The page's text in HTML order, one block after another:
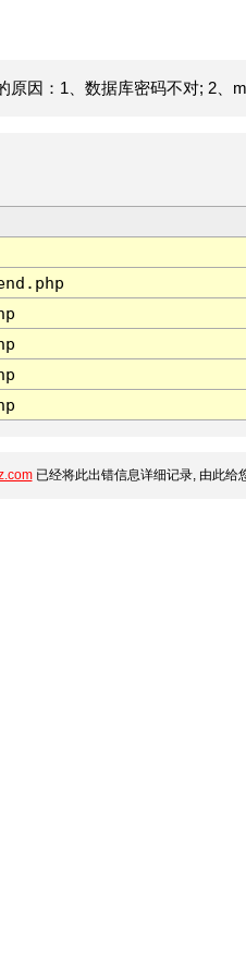
因：1、数据库密码不对; 2、
已经将此出错信息详细记录, 由此给